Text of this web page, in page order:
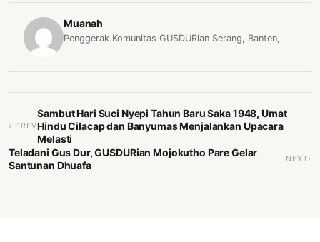
Muanah
Penggerak Komunitas GUSDURian Serang, Banten,
‹ PREV
Sambut Hari Suci Nyepi Tahun Baru Saka 1948, Umat
Hindu Cilacap dan Banyumas Menjalankan Upacara
Melasti
Teladani Gus Dur, GUSDURian Mojokutho Pare Gelar
Santunan Dhuafa
NEXT›